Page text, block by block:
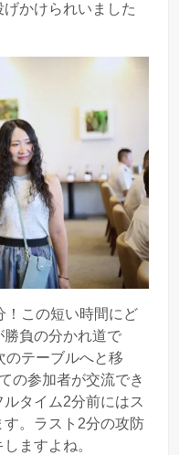
かけられいました
！この短い時間にど
負の分かれ道で
のテーブルへと移
の参加者が交流でき
タイム2分前にはス
。ラスト2分の攻防
ますよね。